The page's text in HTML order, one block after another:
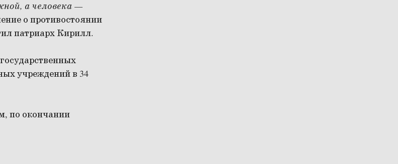
а человека —
о противостоянии
патриарх Кирилл.
учреждений в 34
по окончании